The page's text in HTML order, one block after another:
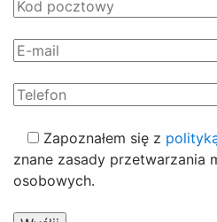
Zapoznałem się z
znane zasady przetwarzania
osobowych.